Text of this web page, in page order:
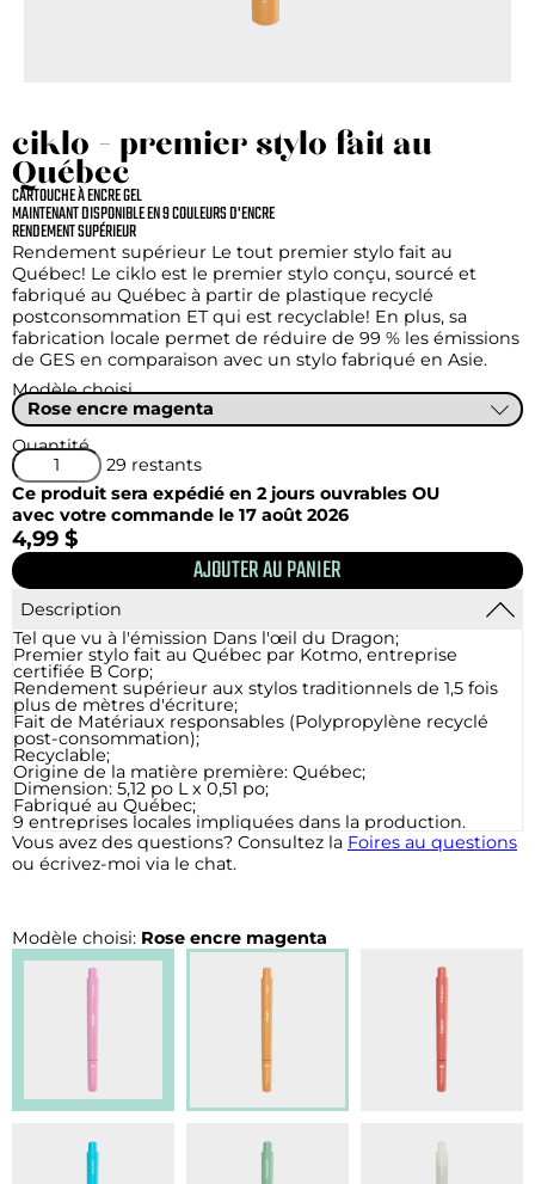
ciklo - premier stylo fait au
Québec
CARTOUCHE À ENCRE GEL
MAINTENANT DISPONIBLE EN 9 COULEURS D'ENCRE
RENDEMENT SUPÉRIEUR
Rendement supérieur Le tout premier stylo fait au
Québec! Le ciklo est le premier stylo conçu, sourcé et
fabriqué au Québec à partir de plastique recyclé
postconsommation ET qui est recyclable! En plus, sa
fabrication locale permet de réduire de 99 % les émissions
de GES en comparaison avec un stylo fabriqué en Asie.
Modèle choisi
Quantité
29 restants
Ce produit sera expédié en 2 jours ouvrables OU
avec votre commande le 17 août 2026
4,99 $
Description
Tel que vu à l'émission Dans l'œil du Dragon;
Premier stylo fait au Québec par Kotmo, entreprise
certifiée B Corp;
Rendement supérieur aux stylos traditionnels de 1,5 fois
plus de mètres d'écriture;
Fait de Matériaux responsables (Polypropylène recyclé
post-consommation);
Recyclable;
Origine de la matière première: Québec;
Dimension: 5,12 po L x 0,51 po;
Fabriqué au Québec;
9 entreprises locales impliquées dans la production.
Vous avez des questions? Consultez la Foires au questions
ou écrivez-moi via le chat.
Modèle choisi: Rose encre magenta